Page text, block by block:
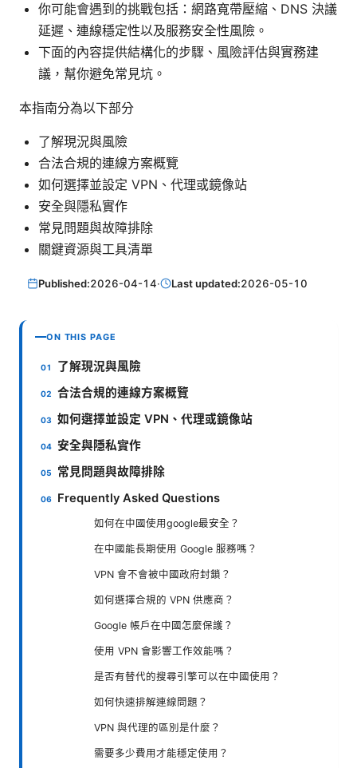
你可能會遇到的挑戰包括：網路寬帶壓縮、DNS 決議
延遲、連線穩定性以及服務安全性風險。
下面的內容提供結構化的步驟、風險評估與實務建
議，幫你避免常見坑。
本指南分為以下部分
了解現況與風險
合法合規的連線方案概覽
如何選擇並設定 VPN、代理或鏡像站
安全與隱私實作
常見問題與故障排除
關鍵資源與工具清單
Published:2026-04-14· Last updated:2026-05-10
ON THIS PAGE
了解現況與風險
合法合規的連線方案概覽
如何選擇並設定 VPN、代理或鏡像站
安全與隱私實作
常見問題與故障排除
Frequently Asked Questions
如何在中國使用google最安全？
在中國能長期使用 Google 服務嗎？
VPN 會不會被中國政府封鎖？
如何選擇合規的 VPN 供應商？
Google 帳戶在中國怎麼保護？
使用 VPN 會影響工作效能嗎？
是否有替代的搜尋引擎可以在中國使用？
如何快速排解連線問題？
VPN 與代理的區別是什麼？
需要多少費用才能穩定使用？